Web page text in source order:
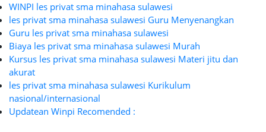
WINPI les privat sma minahasa sulawesi
les privat sma minahasa sulawesi Guru Menyenangkan
Guru les privat sma minahasa sulawesi
Biaya les privat sma minahasa sulawesi Murah
Kursus les privat sma minahasa sulawesi Materi jitu dan
akurat
les privat sma minahasa sulawesi Kurikulum
nasional/internasional
Updatean Winpi Recomended :